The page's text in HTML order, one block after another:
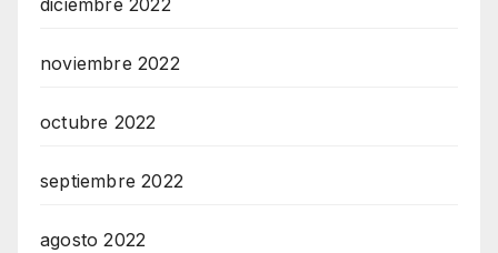
diciembre 2022
noviembre 2022
octubre 2022
septiembre 2022
agosto 2022